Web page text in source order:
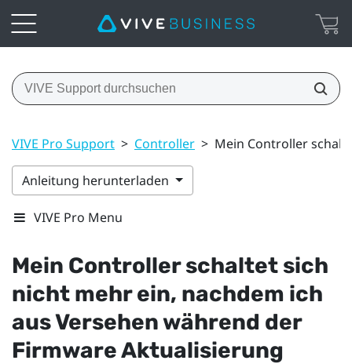
VIVE Pro Support > Controller > Mein Controller
Anleitung herunterladen
VIVE Pro Menu
Mein Controller schaltet sich
nicht mehr ein, nachdem ich
aus Versehen während der
Firmware Aktualisierung